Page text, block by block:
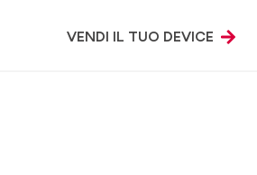
VENDI IL TUO DEVICE